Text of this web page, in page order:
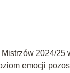
2024/25
emocji